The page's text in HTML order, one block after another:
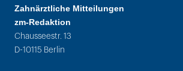
Zahnärztliche Mitteilungen
zm-Redaktion
Chausseestr. 13
D-10115 Berlin